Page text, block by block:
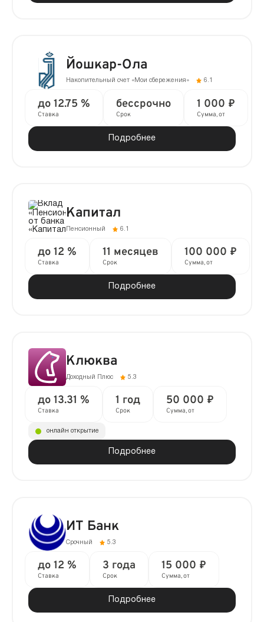
Йошкар-Ола
Накопительный счет «Мои сбережения» 6.1
до 12.75 %
Ставка
бессрочно
Срок
1 000 ₽
Сумма, от
Подробнее
Капитал
Пенсионный 6.1
до 12 %
Ставка
11 месяцев
Срок
100 000 ₽
Сумма, от
Подробнее
Клюква
Доходный Плюс 5.3
до 13.31 %
Ставка
1 год
Срок
50 000 ₽
Сумма, от
Подробнее
онлайн открытие
ИТ Банк
Срочный 5.3
до 12 %
Ставка
3 года
Срок
15 000 ₽
Сумма, от
Подробнее